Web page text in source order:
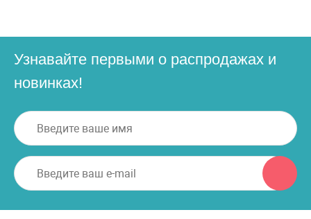
Узнавайте первыми о распродажах и
новинках!